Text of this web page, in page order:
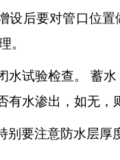
设后要对管口位置
。
水试验检查。 蓄水
有水渗出，如无，
别要注意防水层厚